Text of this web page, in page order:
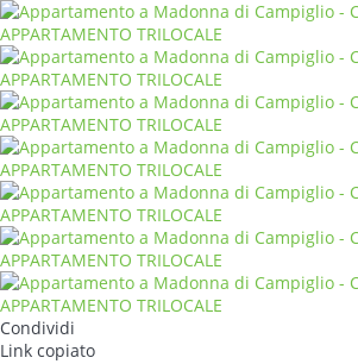
Condividi
Link copiato